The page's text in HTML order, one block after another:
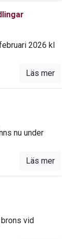
2026 kl
Läs mer
nu under
Läs mer
vid